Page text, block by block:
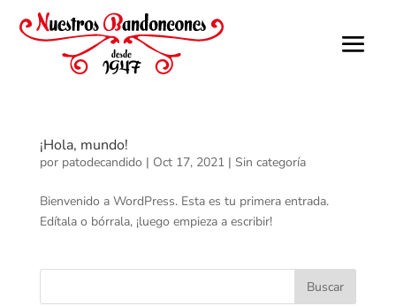
¡Hola, mundo!
por patodecandido | Oct 17, 2021| Sin categoría
Bienvenido a WordPress. Esta es tu primera entrada.
Edítala o bórrala, ¡luego empieza a escribir!
Buscar